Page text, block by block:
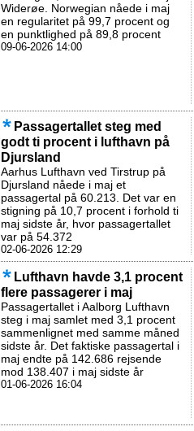
Widerøe. Norwegian nåede i maj
en regularitet på 99,7 procent og
en punktlighed på 89,8 procent
09-06-2026 14:00
Passagertallet steg med
godt ti procent i lufthavn på
Djursland
Aarhus Lufthavn ved Tirstrup på
Djursland nåede i maj et
passagertal på 60.213. Det var en
stigning på 10,7 procent i forhold ti
maj sidste år, hvor passagertallet
var på 54.372
02-06-2026 12:29
Lufthavn havde 3,1 procent
flere passagerer i maj
Passagertallet i Aalborg Lufthavn
steg i maj samlet med 3,1 procent
sammenlignet med samme måned
sidste år. Det faktiske passagertal i
maj endte på 142.686 rejsende
mod 138.407 i maj sidste år
01-06-2026 16:04